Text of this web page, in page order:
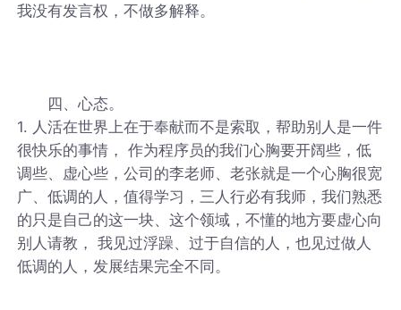
我没有发言权，不做多解释。
四、心态。
1. 人活在世界上在于奉献而不是索取，帮助别人是一件
很快乐的事情， 作为程序员的我们心胸要开阔些，低
调些、虚心些，公司的李老师、老张就是一个心胸很宽
广、低调的人，值得学习，三人行必有我师，我们熟悉
的只是自己的这一块、这个领域，不懂的地方要虚心向
别人请教， 我见过浮躁、过于自信的人，也见过做人
低调的人，发展结果完全不同。